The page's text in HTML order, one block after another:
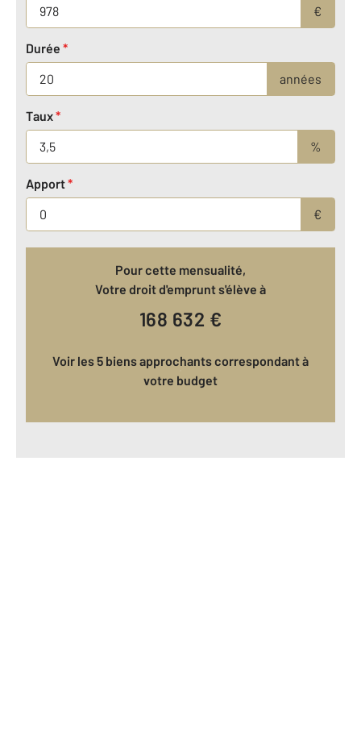
€
Durée *
années
Taux*
%
Apport*
€
Pour cette mensualité,
Votre droit d'emprunt s'élève à
168 632 €
Voir les 5 biens approchants correspondant à
votre budget